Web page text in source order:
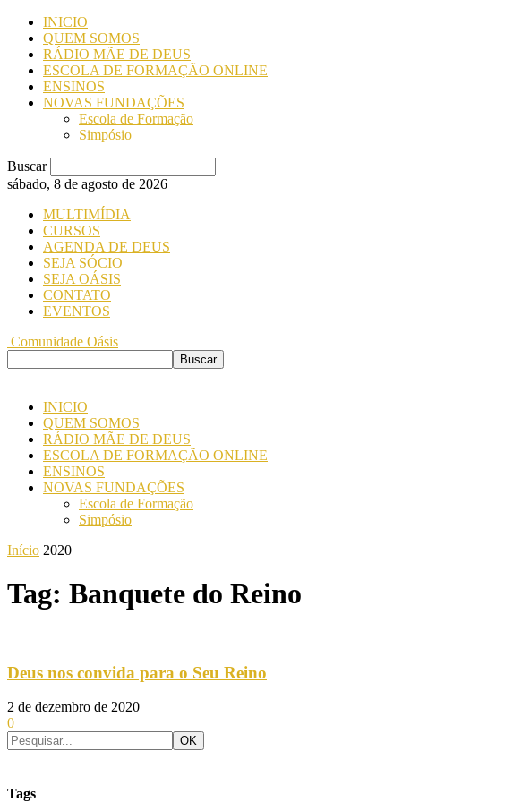
INICIO
QUEM SOMOS
RÁDIO MÃE DE DEUS
ESCOLA DE FORMAÇÃO ONLINE
ENSINOS
NOVAS FUNDAÇÕES
Escola de Formação
Simpósio
Buscar
sábado, 8 de agosto de 2026
MULTIMÍDIA
CURSOS
AGENDA DE DEUS
SEJA SÓCIO
SEJA OÁSIS
CONTATO
EVENTOS
Comunidade Oásis
INICIO
QUEM SOMOS
RÁDIO MÃE DE DEUS
ESCOLA DE FORMAÇÃO ONLINE
ENSINOS
NOVAS FUNDAÇÕES
Escola de Formação
Simpósio
Início 2020
Tag: Banquete do Reino
Deus nos convida para o Seu Reino
2 de dezembro de 2020
0
Tags